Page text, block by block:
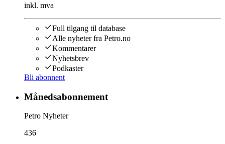
inkl. mva
Full tilgang til database
Alle nyheter fra Petro.no
Kommentarer
Nyhetsbrev
Podkaster
Bli abonnent
Månedsabonnement
Petro Nyheter
436